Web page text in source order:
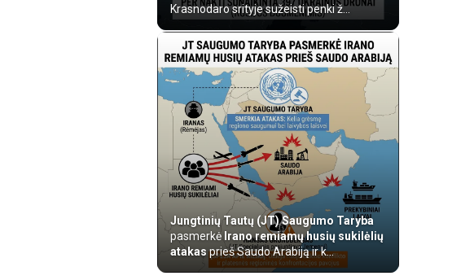
Krasnodaro srityje sužeisti penki ž...
Jungtinių Tautų (JT) Saugumo Taryba
pasmerkė Irano remiamų husių sukilėlių
atakasprieš Saudo Arabiją ir k...